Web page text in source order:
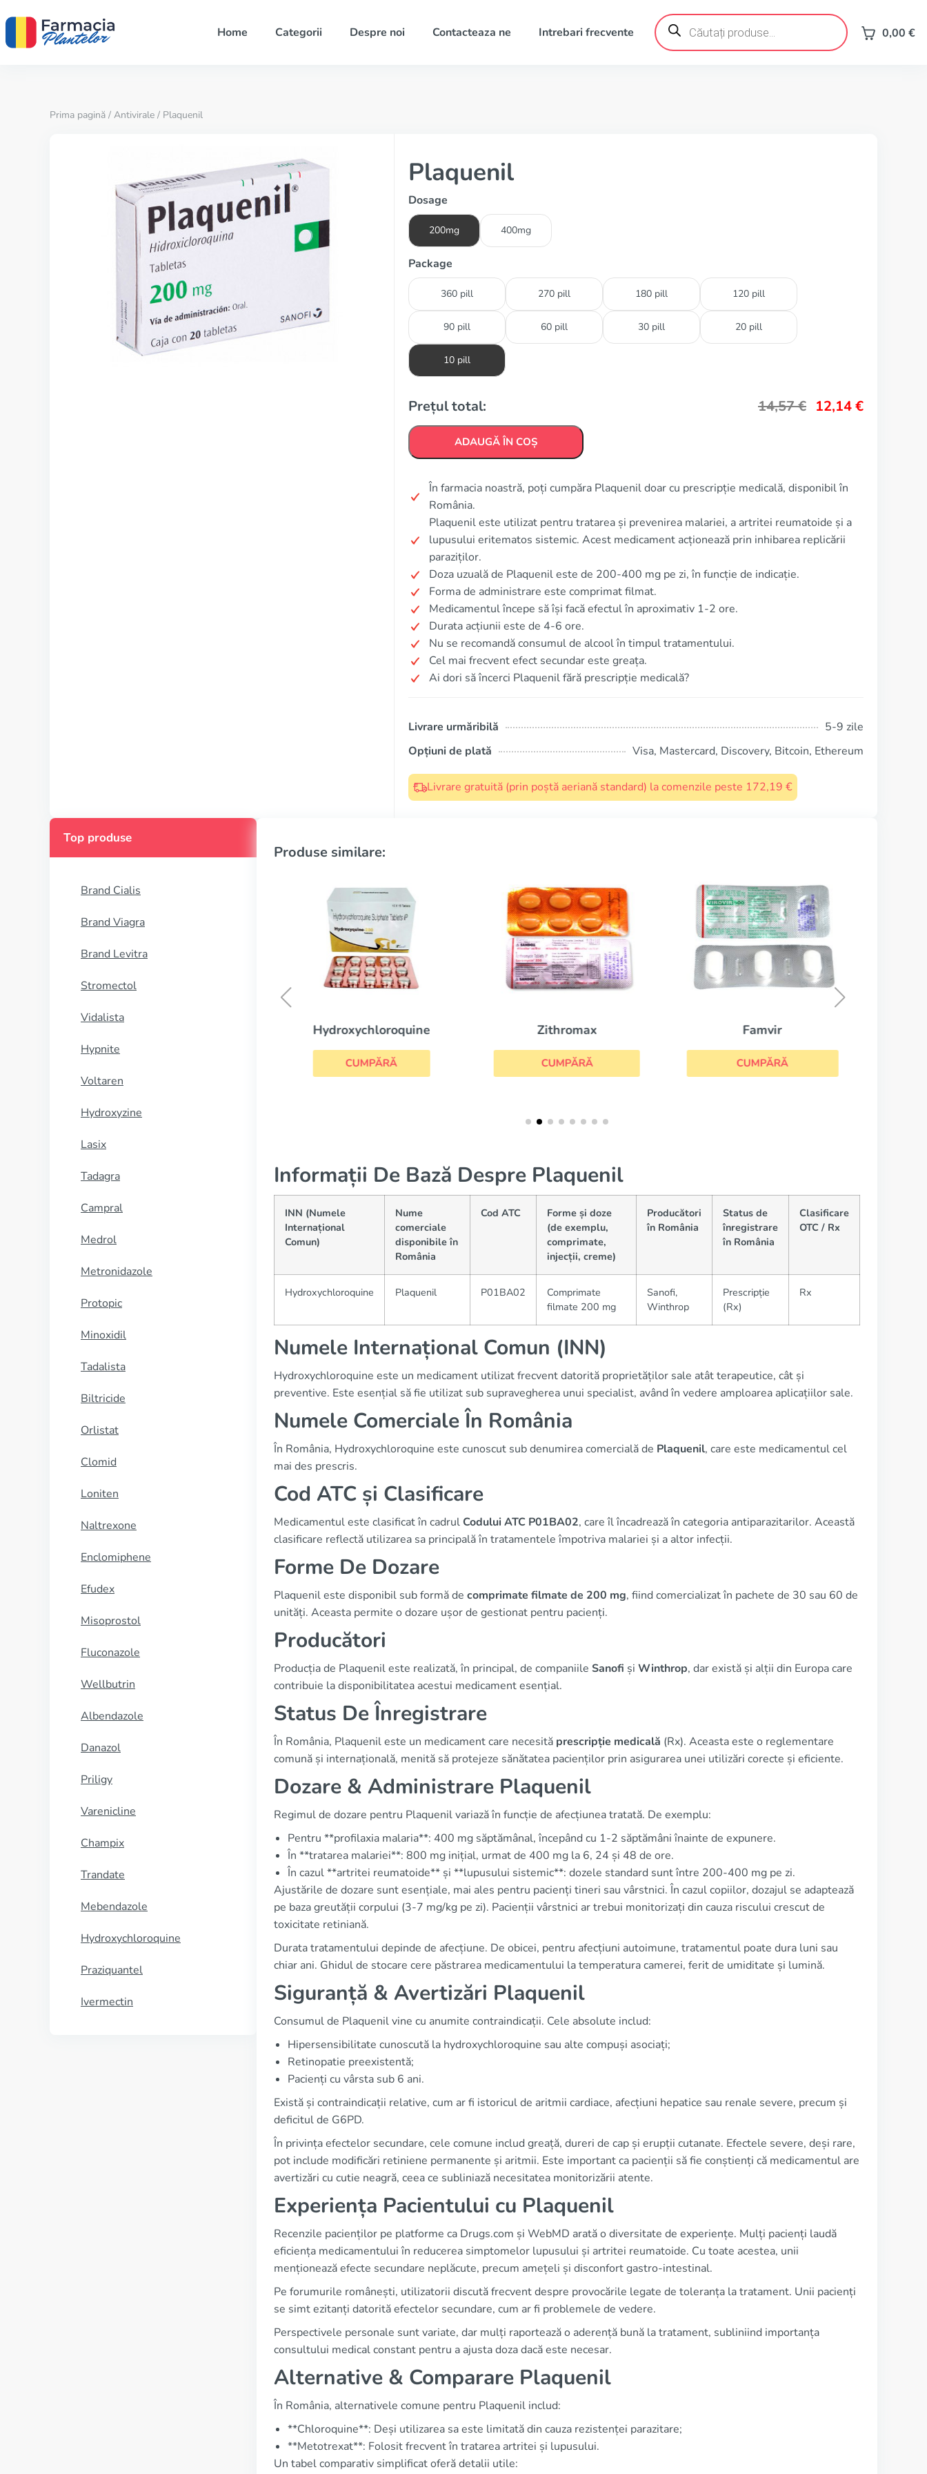
Home Categorii Despre noi Contacteaza ne Intrebari frecvente
Products
search 0,00 €
Prima pagină / Antivirale / Plaquenil
Plaquenil
Dosage
200mg 400mg
Package
360 pill 270 pill 180 pill 120 pill
90 pill 60 pill 30 pill 20 pill
10 pill
Prețul total: 14,57€ 12,14€
ADAUGĂ ÎN COȘ
În farmacia noastră, poți cumpăra Plaquenil doar cu prescripție medicală, disponibil în
România.
Plaquenil este utilizat pentru tratarea și prevenirea malariei, a artritei reumatoide și a
lupusului eritematos sistemic. Acest medicament acționează prin inhibarea replicării
paraziților.
Doza uzuală de Plaquenil este de 200-400 mg pe zi, în funcție de indicație.
Forma de administrare este comprimat filmat.
Medicamentul începe să își facă efectul în aproximativ 1-2 ore.
Durata acțiunii este de 4-6 ore.
Nu se recomandă consumul de alcool în timpul tratamentului.
Cel mai frecvent efect secundar este greața.
Ai dori să încerci Plaquenil fără prescripție medicală?
Livrare urmăribilă
5-9 zile
Opțiuni de plată
Visa, Mastercard, Discovery, Bitcoin, Ethereum
Livrare gratuită (prin poștă aeriană standard) la comenzile peste 172,19 €
Top produse
Brand Cialis
Brand Viagra
Brand Levitra
Stromectol
Vidalista
Hypnite
Voltaren
Hydroxyzine
Lasix
Tadagra
Campral
Medrol
Metronidazole
Protopic
Minoxidil
Tadalista
Biltricide
Orlistat
Clomid
Loniten
Naltrexone
Enclomiphene
Efudex
Misoprostol
Fluconazole
Wellbutrin
Albendazole
Danazol
Priligy
Varenicline
Champix
Trandate
Mebendazole
Hydroxychloroquine
Praziquantel
Ivermectin
Produse similare:
Hydroxychloroquine
CUMPĂRĂ
Zithromax
CUMPĂRĂ
Famvir
CUMPĂRĂ
Informații De Bază Despre Plaquenil
INN (Numele
Internațional
Comun)
Nume
comerciale
disponibile în
România
Cod ATC
Forme și doze
(de exemplu,
comprimate,
injecții, creme)
Producători
în România
Status de
înregistrare
în România
Clasificare
OTC / Rx
Hydroxychloroquine Plaquenil P01BA02
Comprimate
filmate 200 mg
Sanofi,
Winthrop
Prescripție
(Rx)
Rx
Numele Internațional Comun (INN)
Hydroxychloroquine este un medicament utilizat frecvent datorită proprietăților sale atât terapeutice, cât și
preventive. Este esențial să fie utilizat sub supravegherea unui specialist, având în vedere amploarea aplicațiilor sale.
Numele Comerciale În România
În România, Hydroxychloroquine este cunoscut sub denumirea comercială de Plaquenil, care este medicamentul cel
mai des prescris.
Cod ATC și Clasificare
Medicamentul este clasificat în cadrul Codului ATC P01BA02, care îl încadrează în categoria antiparazitarilor. Această
clasificare reflectă utilizarea sa principală în tratamentele împotriva malariei și a altor infecții.
Forme De Dozare
Plaquenil este disponibil sub formă de comprimate filmate de 200 mg, fiind comercializat în pachete de 30 sau 60 de
unități. Aceasta permite o dozare ușor de gestionat pentru pacienți.
Producători
Producția de Plaquenil este realizată, în principal, de companiile Sanofi și Winthrop, dar există și alții din Europa care
contribuie la disponibilitatea acestui medicament esențial.
Status De Înregistrare
În România, Plaquenil este un medicament care necesită prescripție medicală (Rx). Aceasta este o reglementare
comună și internațională, menită să protejeze sănătatea pacienților prin asigurarea unei utilizări corecte și eficiente.
Dozare & Administrare Plaquenil
Regimul de dozare pentru Plaquenil variază în funcție de afecțiunea tratată. De exemplu:
Pentru **profilaxia malaria**: 400 mg săptămânal, începând cu 1-2 săptămâni înainte de expunere.
În **tratarea malariei**: 800 mg inițial, urmat de 400 mg la 6, 24 și 48 de ore.
În cazul **artritei reumatoide** și **lupusului sistemic**: dozele standard sunt între 200-400 mg pe zi.
Ajustările de dozare sunt esențiale, mai ales pentru pacienți tineri sau vârstnici. În cazul copiilor, dozajul se adaptează
pe baza greutății corpului (3-7 mg/kg pe zi). Pacienții vârstnici ar trebui monitorizați din cauza riscului crescut de
toxicitate retiniană.
Durata tratamentului depinde de afecțiune. De obicei, pentru afecțiuni autoimune, tratamentul poate dura luni sau
chiar ani. Ghidul de stocare cere păstrarea medicamentului la temperatura camerei, ferit de umiditate și lumină.
Siguranță & Avertizări Plaquenil
Consumul de Plaquenil vine cu anumite contraindicații. Cele absolute includ:
Hipersensibilitate cunoscută la hydroxychloroquine sau alte compuși asociați;
Retinopatie preexistentă;
Pacienți cu vârsta sub 6 ani.
Există și contraindicații relative, cum ar fi istoricul de aritmii cardiace, afecțiuni hepatice sau renale severe, precum și
deficitul de G6PD.
În privința efectelor secundare, cele comune includ greață, dureri de cap și erupții cutanate. Efectele severe, deși rare,
pot include modificări retiniene permanente și aritmii. Este important ca pacienții să fie conștienți că medicamentul are
avertizări cu cutie neagră, ceea ce subliniază necesitatea monitorizării atente.
Experiența Pacientului cu Plaquenil
Recenzile pacienților pe platforme ca Drugs.com și WebMD arată o diversitate de experiențe. Mulți pacienți laudă
eficiența medicamentului în reducerea simptomelor lupusului și artritei reumatoide. Cu toate acestea, unii
menționează efecte secundare neplăcute, precum amețeli și disconfort gastro-intestinal.
Pe forumurile românești, utilizatorii discută frecvent despre provocările legate de toleranța la tratament. Unii pacienți
se simt ezitanți datorită efectelor secundare, cum ar fi problemele de vedere.
Perspectivele personale sunt variate, dar mulți raportează o aderență bună la tratament, subliniind importanța
consultului medical constant pentru a ajusta doza dacă este necesar.
Alternative & Comparare Plaquenil
În România, alternativele comune pentru Plaquenil includ:
**Chloroquine**: Deși utilizarea sa este limitată din cauza rezistenței parazitare;
**Metotrexat**: Folosit frecvent în tratarea artritei și lupusului.
Un tabel comparativ simplificat oferă detalii utile: